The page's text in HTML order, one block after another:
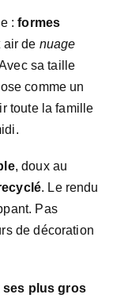
:formes
air de nuage
sa taille
comme un
toute la famille
, doux au
. Le rendu
Pas
de décoration
ses plus gros